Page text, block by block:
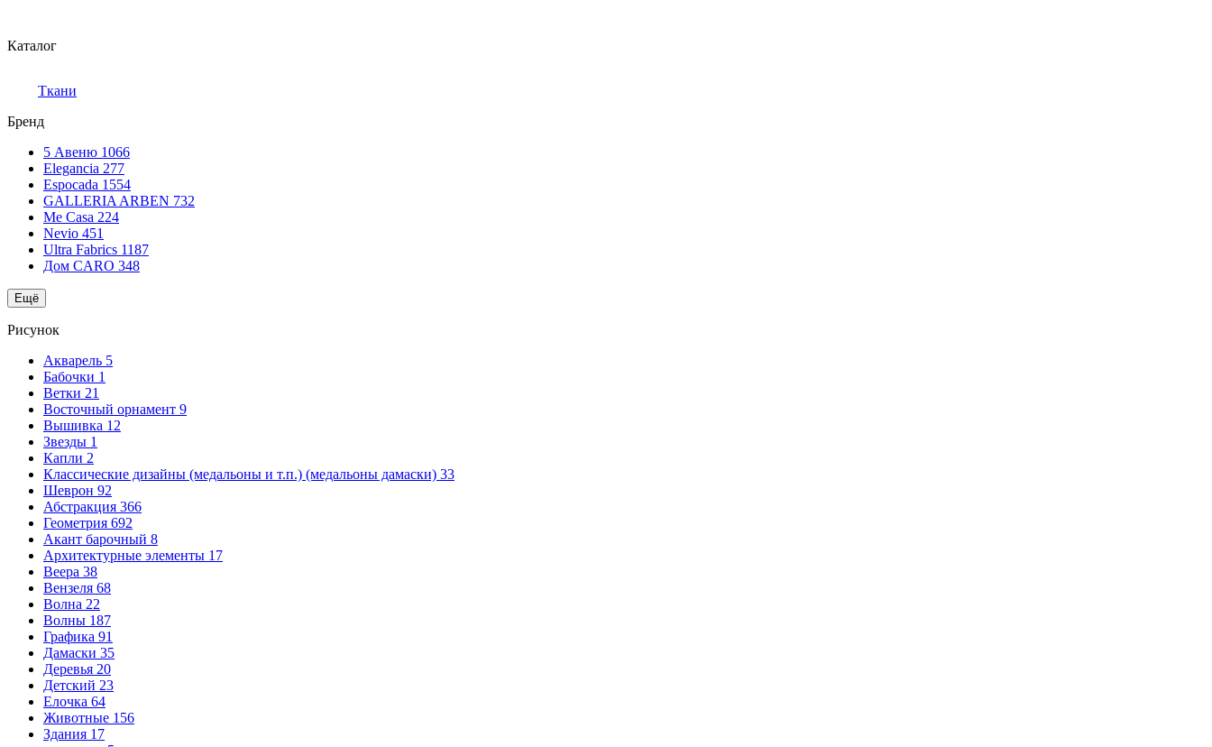
Каталог
Ткани
Бренд
5 Авеню 1066
Elegancia 277
Espocada 1554
GALLERIA ARBEN 732
Me Casa 224
Nevio 451
Ultra Fabrics 1187
Дом CARO 348
Ещё
Рисунок
Акварель 5
Бабочки 1
Ветки 21
Восточный орнамент 9
Вышивка 12
Звезды 1
Капли 2
Классические дизайны (медальоны и т.п.) (медальоны дамаски) 33
Шеврон 92
Абстракция 366
Геометрия 692
Акант барочный 8
Архитектурные элементы 17
Веера 38
Вензеля 68
Волна 22
Волны 187
Графика 91
Дамаски 35
Деревья 20
Детский 23
Елочка 64
Животные 156
Здания 17